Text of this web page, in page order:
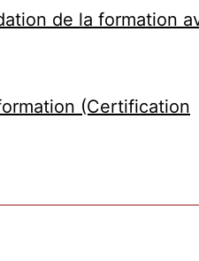
de la formation
(Certification